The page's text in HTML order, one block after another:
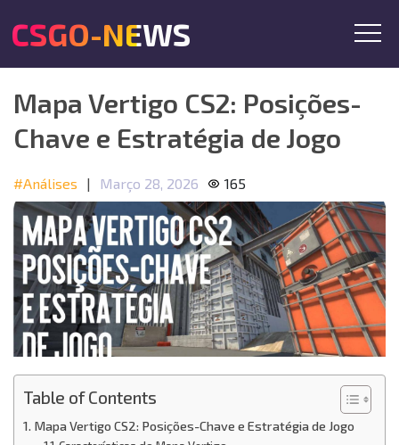
CSGO-NEWS
Mapa Vertigo CS2: Posições-
Chave e Estratégia de Jogo
#Análises | Março 28, 2026 165
Table of Contents
Mapa Vertigo CS2: Posições-Chave e Estratégia de Jogo